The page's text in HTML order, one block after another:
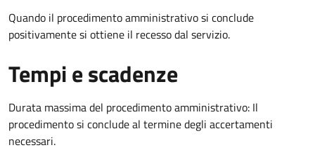
Quando il procedimento amministrativo si conclude
positivamente si ottiene il recesso dal servizio.
Tempi e scadenze
Durata massima del procedimento amministrativo: Il
procedimento si conclude al termine degli accertamenti
necessari.